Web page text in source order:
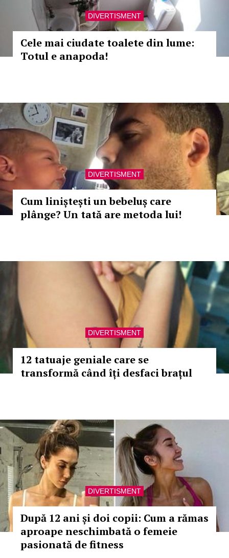
DIVERTISMENT
Cele mai ciudate toalete din lume:
Totul e anapoda!
DIVERTISMENT
Cum liniștești un bebeluș care
plânge? Un tată are metoda lui!
DIVERTISMENT
12 tatuaje geniale care se
transformă când îți desfaci brațul
DIVERTISMENT
După 12 ani și doi copii: Cum a rămas
aproape neschimbată o femeie
pasionată de fitness